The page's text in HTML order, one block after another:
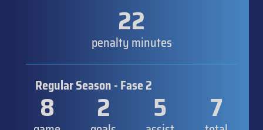
22
penalty minutes
Regular Season - Fase 2
8 2 5 7